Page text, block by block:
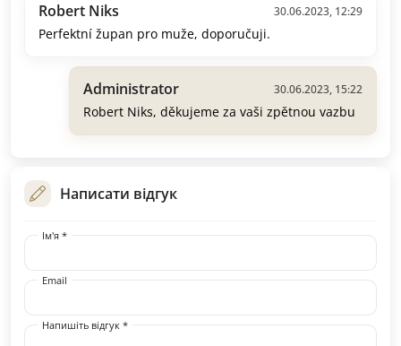
Robert Niks 30.06.2023, 12:29
Perfektní župan pro muže, doporučuji.
Administrator 30.06.2023, 15:22
Robert Niks, děkujeme za vaši zpětnou vazbu
Написати відгук
Ім'я *
Email
Напишіть відгук *